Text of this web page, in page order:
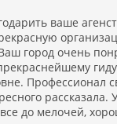
ваше
город очень
Профессионал
рассказала.
до мелочей,